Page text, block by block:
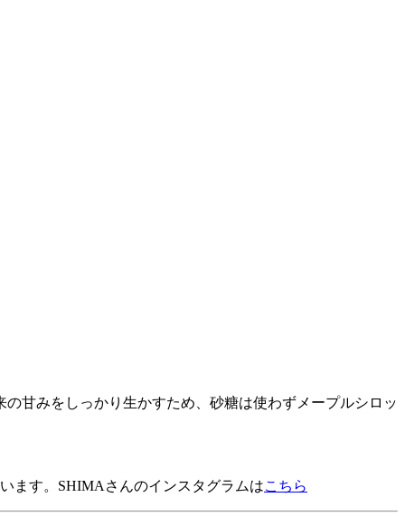
甘みをしっかり生かすため、砂糖は使わずメープルシロッ
ます。SHIMAさんのインスタグラムはこちら